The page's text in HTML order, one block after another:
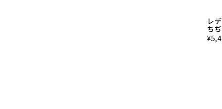
レ
ち
¥